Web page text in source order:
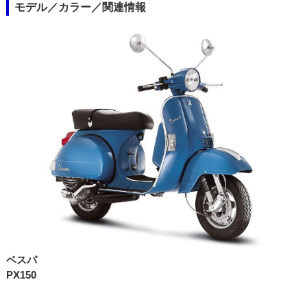
モデル／カラー／関連情報
ベスパ
PX150